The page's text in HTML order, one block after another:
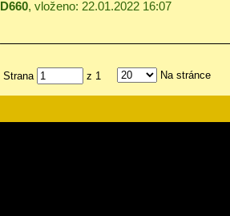
D660, vloženo: 22.01.2022 16:07
Strana z 1 Na stránce